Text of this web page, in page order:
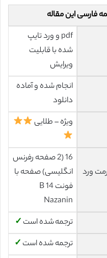
این مقاله
pdf و ورد تایپ
شده با قابلیت
ویرایش
انجام شده و آماده
دانلود
ویژه – طلایی
ورد
16 (2 صفحه رفرنس
انگلیسی) صفحه با
فونت 14 B
Nazanin
ترجمه شده است ✓
ترجمه شده است ✓